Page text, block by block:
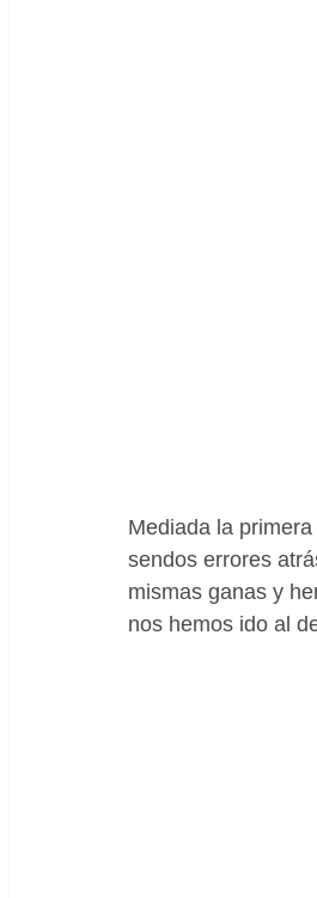
Mediada la
sendos errores
mismas ganas y
nos hemos ido al